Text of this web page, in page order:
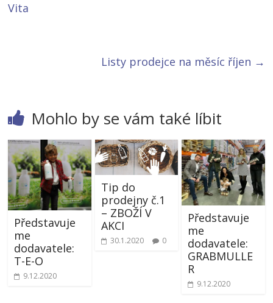
Vita
Listy prodejce na měsíc říjen →
Mohlo by se vám také líbit
Představuje
me
dodavatele:
T-E-O
9.12.2020
Tip do
prodejny č.1
– ZBOŽÍ V
AKCI
30.1.2020 0
Představuje
me
dodavatele:
GRABMULLE
R
9.12.2020